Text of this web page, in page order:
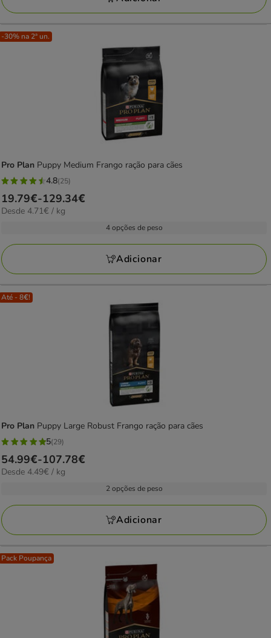
-30% na 2ª un.
Pro Plan Puppy Medium Frango ração para cães
4.8
estrelas
com
avaliações
4.8(25)
Preço
de
129.34€
19.79€-129.34€
4.71€
Desde 4.71€ / kg
4 opções de peso
Adicionar
Até - 8€!
Pro Plan Puppy Large Robust Frango ração para cães
5
estrelas
com
avaliações
5(29)
Preço
de
107.78€
54.99€-107.78€
4.49€
Desde 4.49€ / kg
2 opções de peso
Adicionar
Pack Poupança